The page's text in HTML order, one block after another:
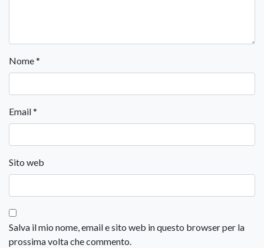
Nome*
Email*
Sito web
Salva il mio nome, email e sito web in questo browser per la
prossima volta che commento.